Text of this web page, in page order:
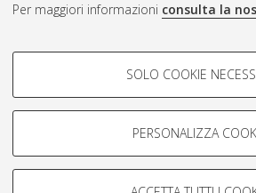
Per maggiori informazioni consulta la
COOKIE DI PROFILAZIONE -
Si tratta di cookie utilizzati per
navigazione degli utenti, creare profili in
Mostra cookie di profilazione
SOLO COOKIE
PERSONALIZZA
ISSN: 2038-7946
Impostazioni Cookie
Informativa sulla privacy
Condizioni d’uso del sito